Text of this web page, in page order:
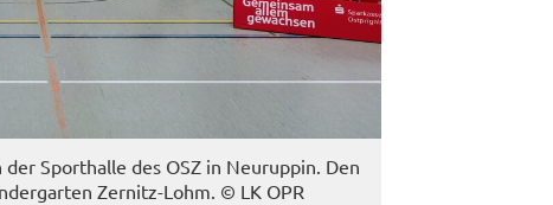
Sport­hal­le des OSZ in Neu­rup­pin. Den
Zernitz-​Lohm. © LK OPR